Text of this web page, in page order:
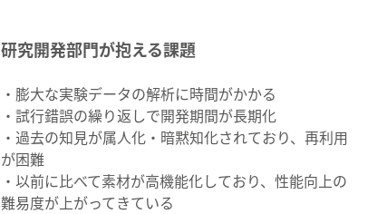
研究開発部門が抱える課題
・膨大な実験データの解析に時間がかかる
・試行錯誤の繰り返しで開発期間が長期化
・過去の知見が属人化・暗黙知化されており、再利用
が困難
・以前に比べて素材が高機能化しており、性能向上の
難易度が上がってきている